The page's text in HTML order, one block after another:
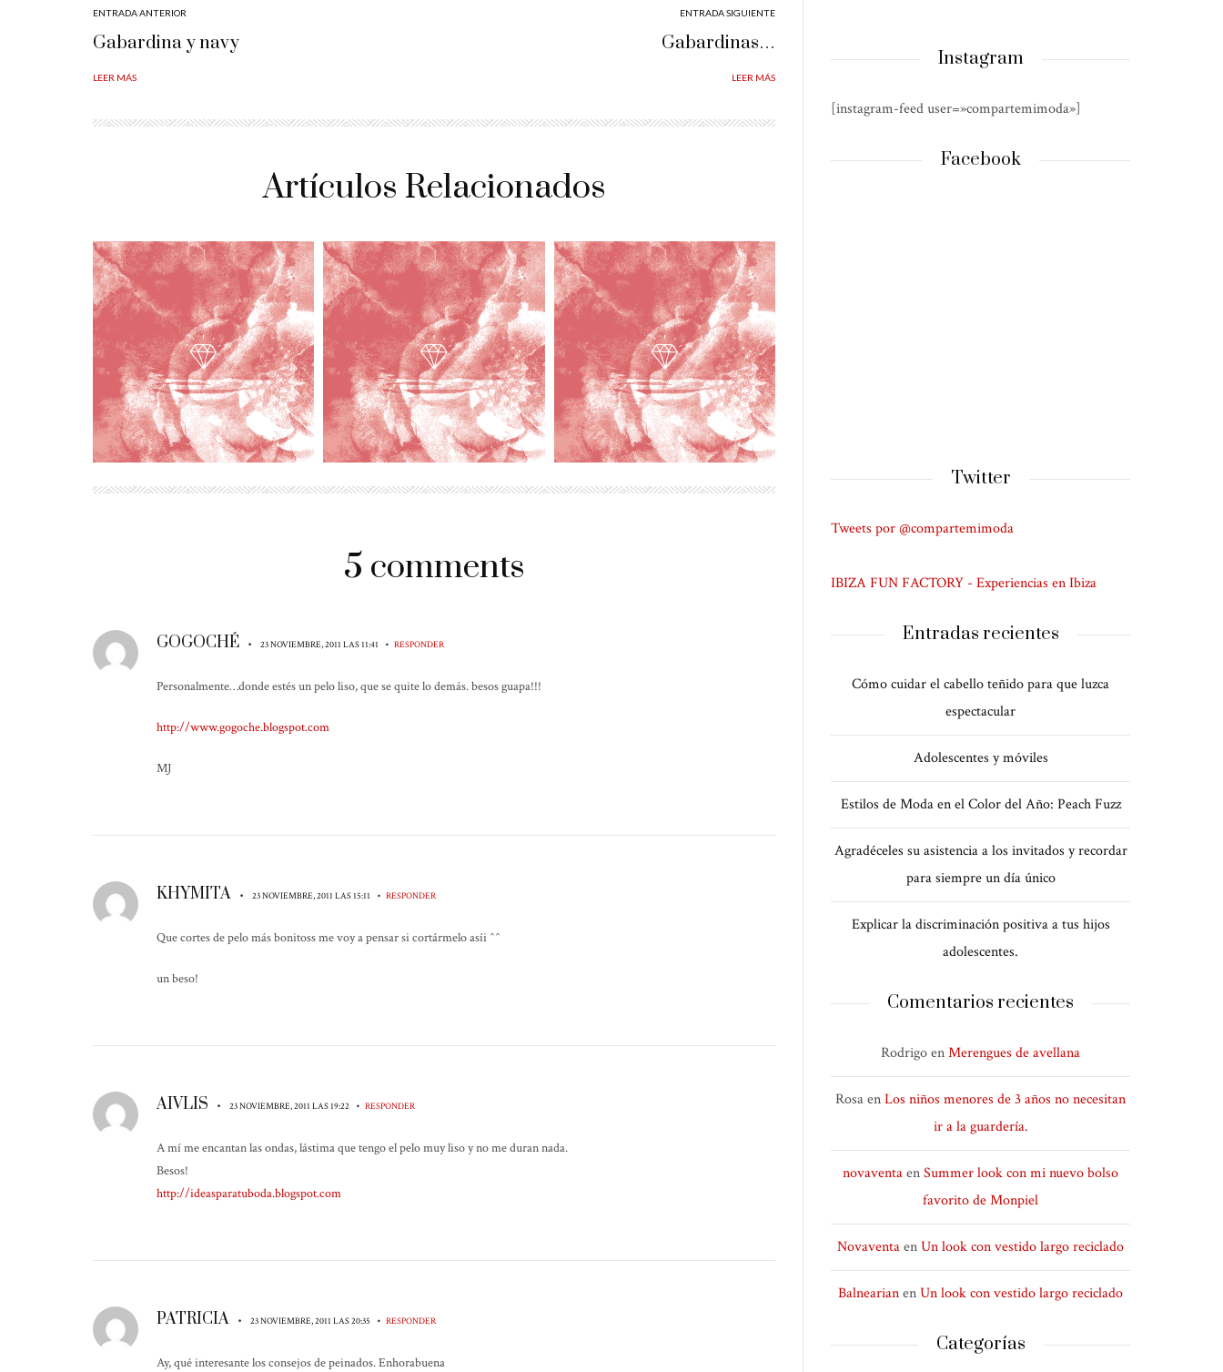
ENTRADA ANTERIOR
Gabardina y navy
LEER MÁS
ENTRADA SIGUIENTE
Gabardinas…
LEER MÁS
Artículos Relacionados
5 comments
GOGOCHÉ • 23 NOVIEMBRE, 2011 LAS 11:41 • RESPONDER
Personalmente…donde estés un pelo liso, que se quite lo demás. besos guapa!!!
http://www.gogoche.blogspot.com
MJ
KHYMITA • 23 NOVIEMBRE, 2011 LAS 15:11 • RESPONDER
Que cortes de pelo más bonitoss me voy a pensar si cortármelo asíi ^^
un beso!
AIVLIS • 23 NOVIEMBRE, 2011 LAS 19:22 • RESPONDER
A mí me encantan las ondas, lástima que tengo el pelo muy liso y no me duran nada.
Besos!
http://ideasparatuboda.blogspot.com
PATRICIA • 23 NOVIEMBRE, 2011 LAS 20:35 • RESPONDER
Ay, qué interesante los consejos de peinados. Enhorabuena
Instagram
[instagram-feed user=»compartemimoda»]
Facebook
Twitter
Tweets por @compartemimoda
IBIZA FUN FACTORY - Experiencias en Ibiza
Entradas recientes
Cómo cuidar el cabello teñido para que luzca
espectacular
Adolescentes y móviles
Estilos de Moda en el Color del Año: Peach Fuzz
Agradéceles su asistencia a los invitados y recordar
para siempre un día único
Explicar la discriminación positiva a tus hijos
adolescentes.
Comentarios recientes
RodrigoenMerengues de avellana
RosaenLos niños menores de 3 años no necesitan
ir a la guardería.
novaventaenSummer look con mi nuevo bolso
favorito de Monpiel
NovaventaenUn look con vestido largo reciclado
BalnearianenUn look con vestido largo reciclado
Categorías